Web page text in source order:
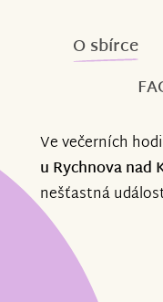
O sbírce
Ve večerních
u Rychnova nad
nešťastná